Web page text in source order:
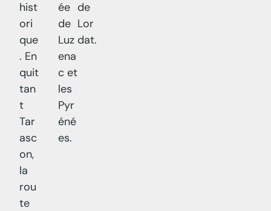
hist
ori
que
. En
quit
tan
t
Tar
asc
on,
la
rou
te
ée
de
Luz
ena
c et
les
Pyr
éné
es.
de
Lor
dat.